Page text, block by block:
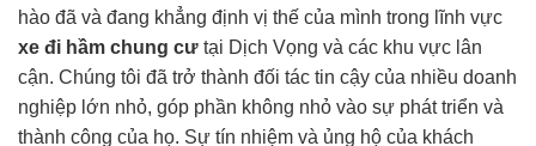
hào đã và đang khẳng định vị thế của mình trong lĩnh vực
xe đi hầm chung cư tại Dịch Vọng và các khu vực lân
cận. Chúng tôi đã trở thành đối tác tin cậy của nhiều doanh
nghiệp lớn nhỏ, góp phần không nhỏ vào sự phát triển và
thành công của họ. Sự tín nhiệm và ủng hộ của khách